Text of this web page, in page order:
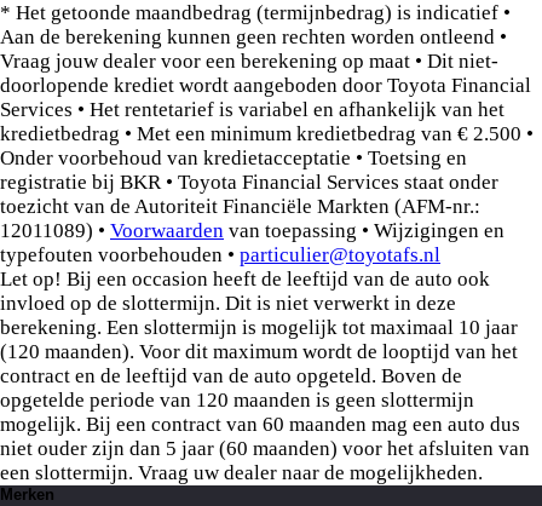
* Het getoonde maandbedrag (termijnbedrag) is indicatief •
Aan de berekening kunnen geen rechten worden ontleend •
Vraag jouw dealer voor een berekening op maat • Dit niet-
doorlopende krediet wordt aangeboden door Toyota Financial
Services • Het rentetarief is variabel en afhankelijk van het
kredietbedrag • Met een minimum kredietbedrag van € 2.500 •
Onder voorbehoud van kredietacceptatie • Toetsing en
registratie bij BKR • Toyota Financial Services staat onder
toezicht van de Autoriteit Financiële Markten (AFM-nr.:
12011089) • Voorwaarden van toepassing • Wijzigingen en
typefouten voorbehouden • particulier@toyotafs.nl
Let op! Bij een occasion heeft de leeftijd van de auto ook
invloed op de slottermijn. Dit is niet verwerkt in deze
berekening. Een slottermijn is mogelijk tot maximaal 10 jaar
(120 maanden). Voor dit maximum wordt de looptijd van het
contract en de leeftijd van de auto opgeteld. Boven de
opgetelde periode van 120 maanden is geen slottermijn
mogelijk. Bij een contract van 60 maanden mag een auto dus
niet ouder zijn dan 5 jaar (60 maanden) voor het afsluiten van
een slottermijn. Vraag uw dealer naar de mogelijkheden.
Merken